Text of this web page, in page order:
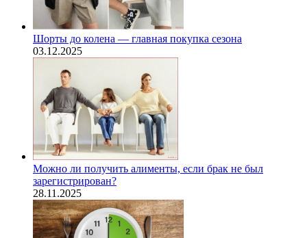
Шорты до колена — главная покупка сезона
03.12.2025
Можно ли получить алименты, если брак не был
зарегистрирован?
28.11.2025